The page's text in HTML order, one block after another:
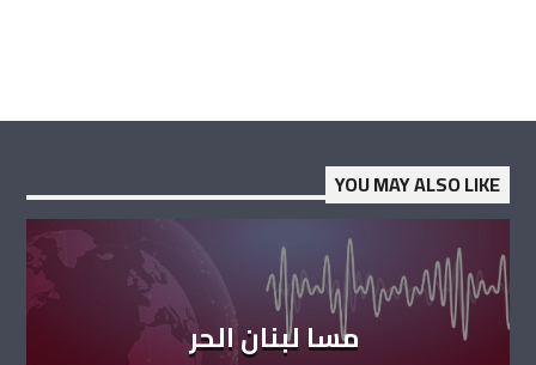
YOU MAY ALSO LIKE
مسا لبنان الحر